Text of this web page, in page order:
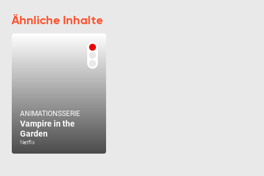
Ähnliche Inhalte
ANIMATIONSSERIE
Vampire in the
Garden
Netflix